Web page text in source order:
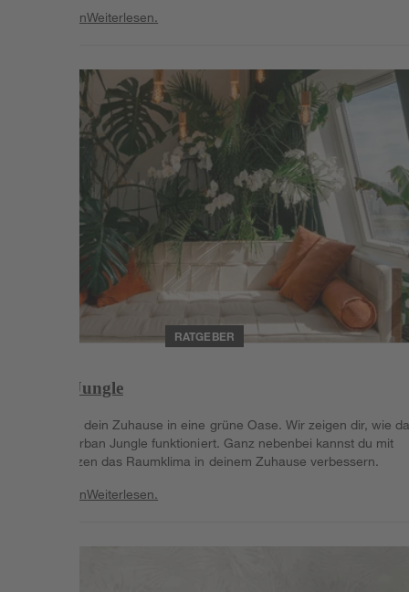
WeiterlesenWeiterlesen.
RATGEBER
Urban Jungle
Verwandle dein Zuhause in eine grüne Oase. Wir zeigen dir, wie
Konzept Urban Jungle funktioniert. Ganz nebenbei kannst du mit
Grünpflanzen das Raumklima in deinem Zuhause verbessern.
WeiterlesenWeiterlesen.